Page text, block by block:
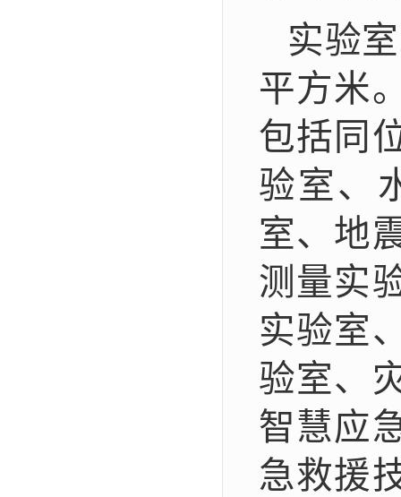
实验
平方米
包括同
验室、
室、地
测量实
实验室
验室、
智慧应
急救援